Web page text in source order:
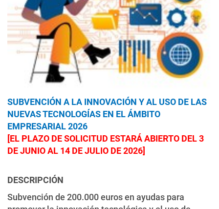
SUBVENCIÓN A LA INNOVACIÓN Y AL USO DE LAS
NUEVAS TECNOLOGÍAS EN EL ÁMBITO
EMPRESARIAL 2026
[EL PLAZO DE SOLICITUD ESTARÁ ABIERTO DEL 3
DE JUNIO AL 14 DE JULIO DE 2026]
DESCRIPCIÓN
Subvención de 200.000 euros en ayudas para